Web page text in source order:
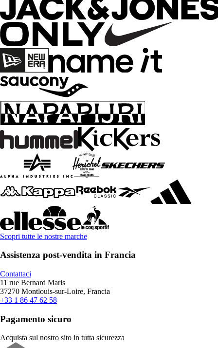
Scopri tutte le nostre marche
Assistenza post-vendita in Francia
Contattaci
11 rue Bernard Maris
37270 Montlouis-sur-Loire, Francia
+33 1 86 47 62 58
Pagamento sicuro
Acquista sul nostro sito in tutta sicurezza